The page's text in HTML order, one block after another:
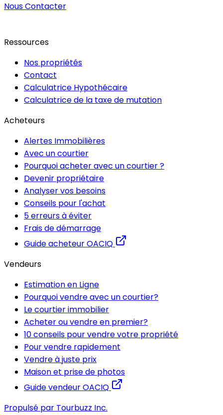
Nous Contacter
Ressources
Nos propriétés
Contact
Calculatrice Hypothécaire
Calculatrice de la taxe de mutation
Acheteurs
Alertes Immobilières
Avec un courtier
Pourquoi acheter avec un courtier ?
Devenir propriétaire
Analyser vos besoins
Conseils pour l'achat
5 erreurs à éviter
Frais de démarrage
Guide acheteur OACIQ
Vendeurs
Estimation en Ligne
Pourquoi vendre avec un courtier?
Le courtier immobilier
Acheter ou vendre en premier?
10 conseils pour vendre votre propriété
Pour vendre rapidement
Vendre à juste prix
Maison et prise de photos
Guide vendeur OACIQ
Propulsé par Tourbuzz Inc.